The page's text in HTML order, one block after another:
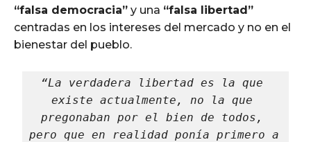
“falsa democracia” y una “falsa libertad”
centradas en los intereses del mercado y no en el
bienestar del pueblo.
“La verdadera libertad es la que
existe actualmente, no la que
pregonaban por el bien de todos,
pero que en realidad ponía primero a